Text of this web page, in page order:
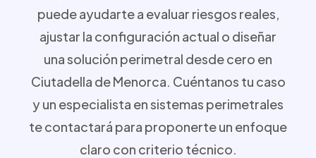
puede ayudarte a evaluar riesgos reales,
ajustar la configuración actual o diseñar
una solución perimetral desde cero en
Ciutadella de Menorca. Cuéntanos tu caso
y un especialista en sistemas perimetrales
te contactará para proponerte un enfoque
claro con criterio técnico.